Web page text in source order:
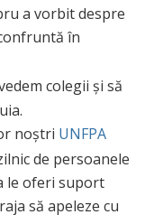
a vorbit despre
în
colegii și să
noștri UNFPA
de persoanele
le oferi suport
să apeleze cu